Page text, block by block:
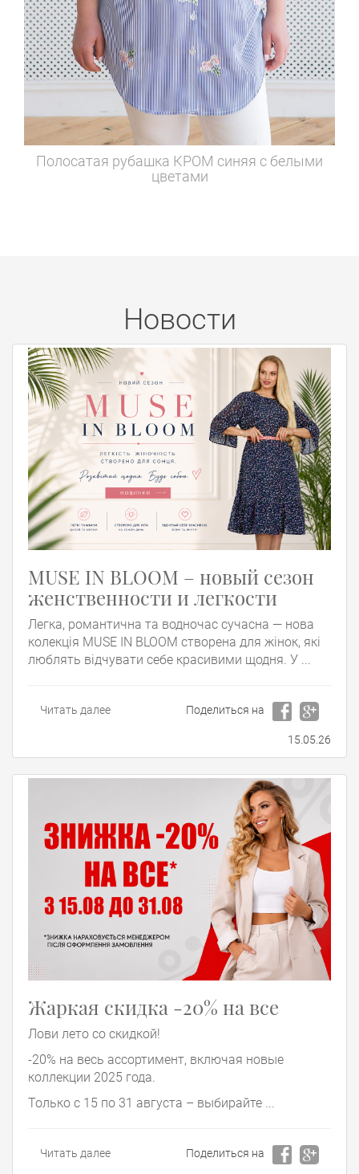
Полосатая рубашка КРОМ синяя с белыми
цветами
Новости
MUSE IN BLOOM – новый сезон
женственности и легкости
Легка, романтична та водночас сучасна — нова
колекція MUSE IN BLOOM створена для жінок, які
люблять відчувати себе красивими щодня. У ...
Читать далее Поделиться на
15.05.26
Жаркая скидка -20% на все
Лови лето со скидкой!
-20% на весь ассортимент, включая новые
коллекции 2025 года.
Только с 15 по 31 августа – выбирайте ...
Читать далее Поделиться на